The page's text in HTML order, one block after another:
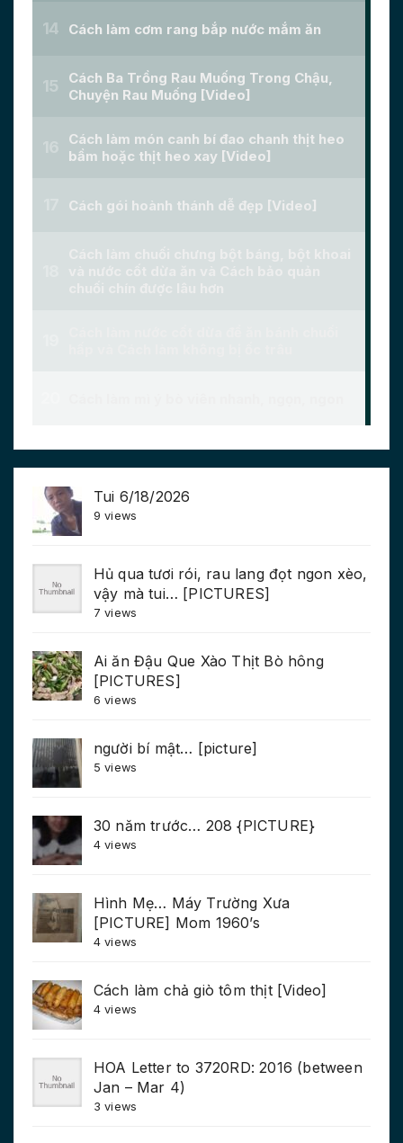
Tui 6/18/2026
9 views
Hủ qua tươi rói, rau lang đọt ngon xèo,
vậy mà tui… [PICTURES]
7 views
Ai ăn Đậu Que Xào Thịt Bò hông
[PICTURES]
6 views
người bí mật… [picture]
5 views
30 năm trước… 208 {PICTURE}
4 views
Hình Mẹ… Máy Trường Xưa
[PICTURE] Mom 1960’s
4 views
Cách làm chả giò tôm thịt [Video]
4 views
HOA Letter to 3720RD: 2016 (between
Jan – Mar 4)
3 views